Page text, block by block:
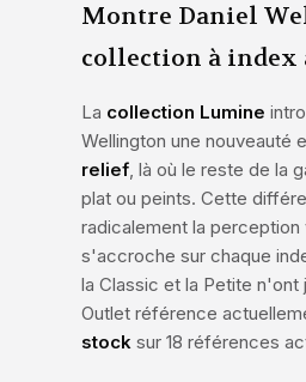
Montre Daniel
collection à index
La collection Lumine
Wellington une nouveauté
relief, là où le reste de la
plat ou peints. Cette
radicalement la perception
s'accroche sur chaque
la Classic et la Petite
Outlet référence
stock sur 18 références